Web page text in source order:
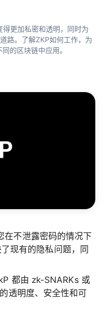
更加私密和透明，同时为
路。了解ZKP如何工作，为
的区块链中应用。
在不泄露密码的情况下
现有的隐私问题，同
都由 zk-SNARKs 或
透明度、安全性和可